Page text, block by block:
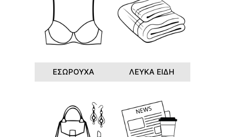
ΕΣΩΡΟΥΧΑ ΛΕΥΚΑ ΕΙΔΗ